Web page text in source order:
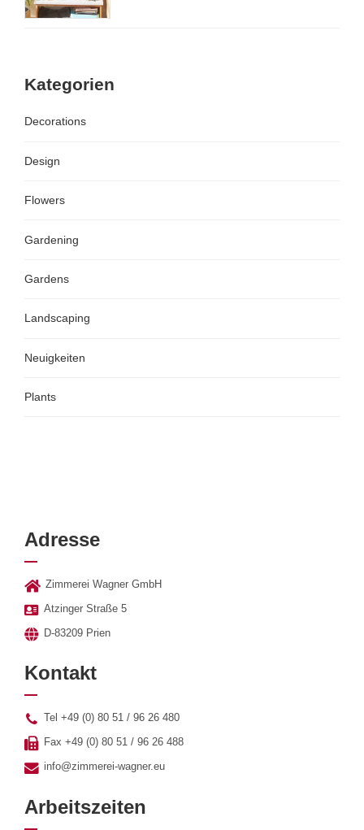
Kategorien
Decorations
Design
Flowers
Gardening
Gardens
Landscaping
Neuigkeiten
Plants
Adresse
Zimmerei Wagner GmbH
Atzinger Straße 5
D-83209 Prien
Kontakt
Tel +49 (0) 80 51 / 96 26 480
Fax +49 (0) 80 51 / 96 26 488
info@zimmerei-wagner.eu
Arbeitszeiten